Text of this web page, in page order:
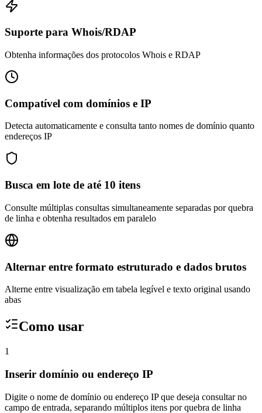
Suporte para Whois/RDAP
Obtenha informações dos protocolos Whois e RDAP
Compatível com domínios e IP
Detecta automaticamente e consulta tanto nomes de domínio quanto
endereços IP
Busca em lote de até 10 itens
Consulte múltiplas consultas simultaneamente separadas por quebra
de linha e obtenha resultados em paralelo
Alternar entre formato estruturado e dados brutos
Alterne entre visualização em tabela legível e texto original usando
abas
Como usar
1
Inserir domínio ou endereço IP
Digite o nome de domínio ou endereço IP que deseja consultar no
campo de entrada, separando múltiplos itens por quebra de linha